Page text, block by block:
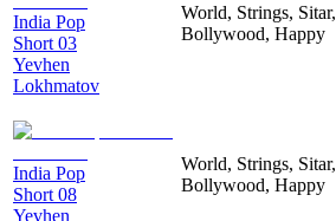
India Pop
Short 03
Yevhen
Lokhmatov
World, Strings, Sitar,
Bollywood, Happy
India Pop
Short 08
Yevhen
World, Strings, Sitar,
Bollywood, Happy